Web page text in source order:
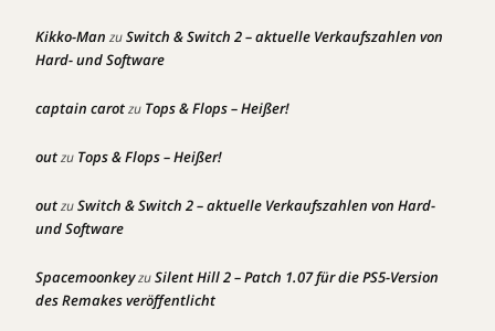
Kikko-Man zuSwitch & Switch 2 – aktuelle Verkaufszahlen von
Hard- und Software
captain carotzu Tops & Flops – Heißer!
outzu Tops & Flops – Heißer!
outzuSwitch & Switch 2 – aktuelle Verkaufszahlen von Hard-
und Software
SpacemoonkeyzuSilent Hill 2 – Patch 1.07 für die PS5-Version
des Remakes veröffentlicht